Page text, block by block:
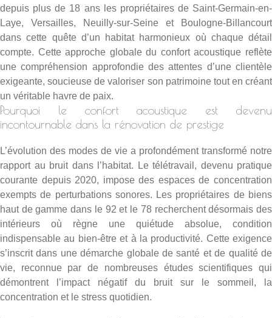
depuis plus de 18 ans les propriétaires de Saint-Germain-en-
Laye, Versailles, Neuilly-sur-Seine et Boulogne-Billancourt
dans cette quête d’un habitat harmonieux où chaque détail
compte. Cette approche globale du confort acoustique reflète
une compréhension approfondie des attentes d’une clientèle
exigeante, soucieuse de valoriser son patrimoine tout en créant
un véritable havre de paix.
Pourquoi le confort acoustique est devenu
incontournable dans la rénovation de prestige
L’évolution des modes de vie a profondément transformé notre
rapport au bruit dans l’habitat. Le télétravail, devenu pratique
courante depuis 2020, impose des espaces de concentration
exempts de perturbations sonores. Les propriétaires de biens
haut de gamme dans le 92 et le 78 recherchent désormais des
intérieurs où règne une quiétude absolue, condition
indispensable au bien-être et à la productivité. Cette exigence
s’inscrit dans une démarche globale de santé et de qualité de
vie, reconnue par de nombreuses études scientifiques qui
démontrent l’impact négatif du bruit sur le sommeil, la
concentration et le stress quotidien.